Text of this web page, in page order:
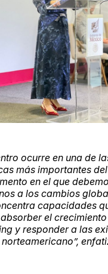
ocurre en una de
más importantes
en el que
a los cambios
capacidades
el
y responder a las